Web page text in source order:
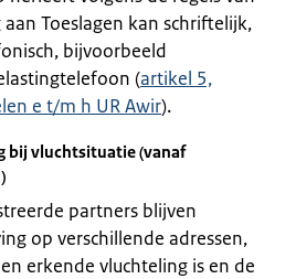
Toeslagen kan schriftelijk,
bijvoorbeeld
(artikel 5,
e t/m h UR Awir).
bij vluchtsituatie (vanaf
partners blijven
op verschillende adressen,
erkende vluchteling is en de